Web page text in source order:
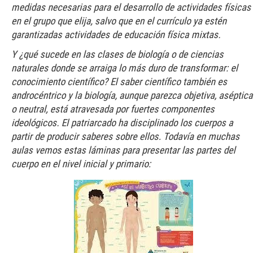
medidas necesarias para el desarrollo de actividades físicas
en el grupo que elija, salvo que en el currículo ya estén
garantizadas actividades de educación física mixtas.
Y ¿qué sucede en las clases de biología o de ciencias
naturales donde se arraiga lo más duro de transformar: el
conocimiento científico? El saber científico también es
androcéntrico y la biología, aunque parezca objetiva, aséptica
o neutral, está atravesada por fuertes componentes
ideológicos. El patriarcado ha disciplinado los cuerpos a
partir de producir saberes sobre ellos. Todavía en muchas
aulas vemos estas láminas para presentar las partes del
cuerpo en el nivel inicial y primario:
ramos7.jpg